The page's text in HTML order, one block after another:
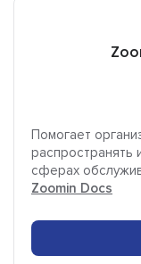
Помогает
распространять
сферах
Zoomin Docs